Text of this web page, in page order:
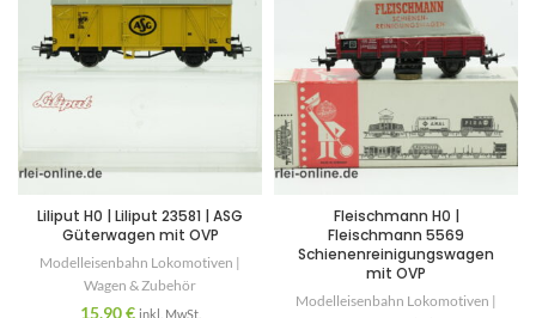
Liliput H0 | Liliput 23581 | ASG
Güterwagen mit OVP
Modelleisenbahn Lokomotiven |
Wagen & Zubehör
15,90€ inkl. MwSt.
Fleischmann H0 |
Fleischmann 5569
Schienenreinigungswagen
mit OVP
Modelleisenbahn Lokomotiven |